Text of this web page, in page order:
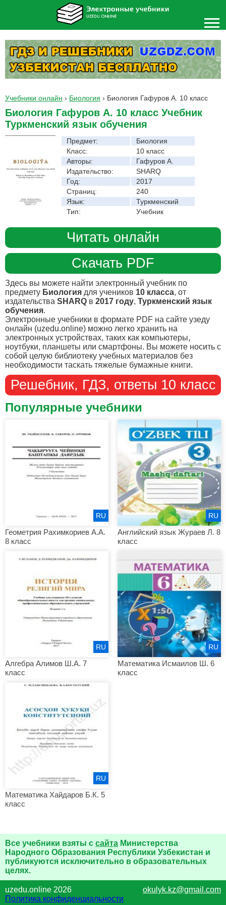
Учебники онлайн › Биология › Биология Гафуров A. 10 класс
Биология Гафуров A. 10 класс Учебник
Туркменский язык обучения
Предмет:
Биология
Класс:
10 класс
Авторы:
Гафуров A.
Издательство:
SHARQ
Год:
2017
Страниц:
240
Язык:
Туркменский
Тип:
Учебник
Читать онлайн
Скачать PDF
Здесь вы можете найти электронный учебник по
предмету Биология для учеников 10 класса, от
издательства SHARQ в 2017 году, Туркменский язык
обучения.
Электронные учебники в формате PDF на сайте узеду
онлайн (uzedu.online) можно легко хранить на
электронных устройствах, таких как компьютеры,
ноутбуки, планшеты или смартфоны. Вы можете носить с
собой целую библиотеку учебных материалов без
необходимости таскать тяжелые бумажные книги.
Решебник, ГДЗ, ответы 10 класс
Популярные учебники
Геометрия Рахимкориев А.А.
8 класс
RU
Английский язык Жураев Л. 8
класс
RU
Алгебра Алимов Ш.А. 7
класс
RU
Математика Исмаилов Ш. 6
класс
RU
Математика Хайдаров Б.К. 5
класс
RU
Все учебники взяты с сайта Министерства
Народного Образования Республики Узбекистан и
публикуются исключительно в образовательных
целях.
uzedu.online 2026
okulyk.kz@gmail.com
Политика конфиденциальности